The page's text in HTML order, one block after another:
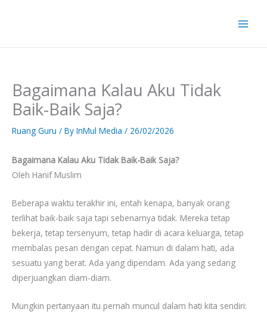
Bagaimana Kalau Aku Tidak
Baik-Baik Saja?
Ruang Guru / By InMul Media / 26/02/2026
Bagaimana Kalau Aku Tidak Baik-Baik Saja?
Oleh Hanif Muslim
Beberapa waktu terakhir ini, entah kenapa, banyak orang
terlihat baik-baik saja tapi sebenarnya tidak. Mereka tetap
bekerja, tetap tersenyum, tetap hadir di acara keluarga, tetap
membalas pesan dengan cepat. Namun di dalam hati, ada
sesuatu yang berat. Ada yang dipendam. Ada yang sedang
diperjuangkan diam-diam.
Mungkin pertanyaan itu pernah muncul dalam hati kita sendiri: